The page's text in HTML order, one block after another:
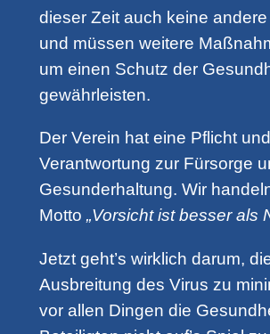
dieser Zeit auch keine
und müssen weitere
um einen Schutz der
gewährleisten.
Der Verein hat eine Pflicht und
Verantwortung zur Fürsorge
Gesunderhaltung. Wir
Motto „Vorsicht ist besser als
Jetzt geht’s wirklich darum,
Ausbreitung des Virus zu
vor allen Dingen die